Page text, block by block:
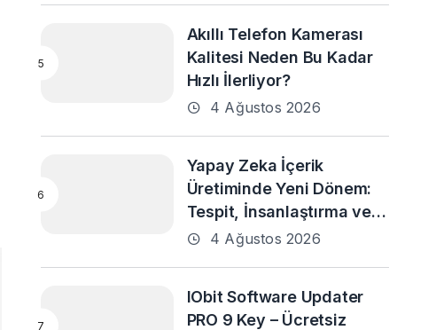
Akıllı Telefon Kamerası
Kalitesi Neden Bu Kadar
Hızlı İlerliyor?
4 Ağustos 2026
Yapay Zeka İçerik
Üretiminde Yeni Dönem:
Tespit, İnsanlaştırma ve
Daha Fazlası
4 Ağustos 2026
IObit Software Updater
PRO 9 Key – Ücretsiz